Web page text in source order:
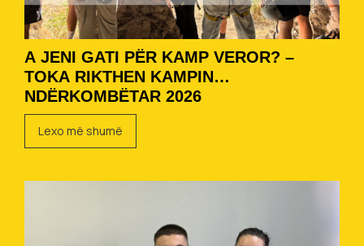
A JENI GATI PËR KAMP VEROR? –
TOKA RIKTHEN KAMPIN
NDËRKOMBËTAR 2026
Lexo më shumë